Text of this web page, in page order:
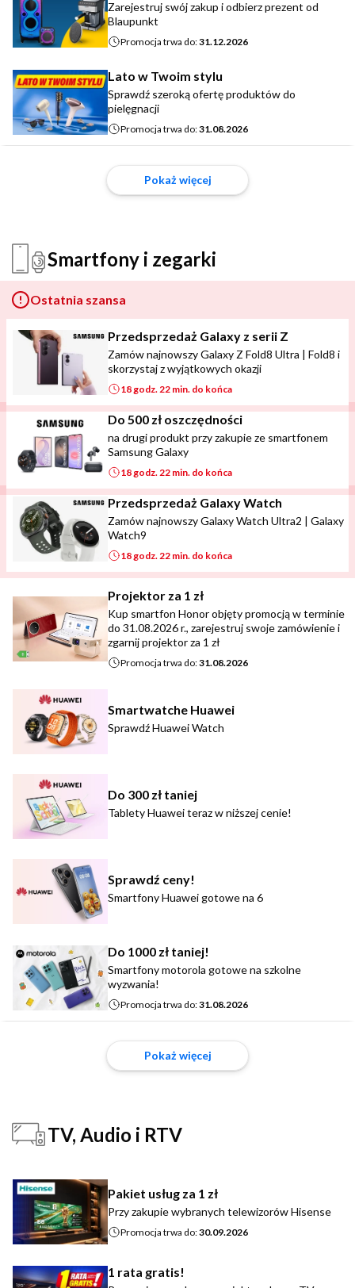
Zarejestruj swój zakup i odbierz prezent od
Blaupunkt
Promocja trwa do:31.12.2026
Lato w Twoim stylu
Sprawdź szeroką ofertę produktów do
pielęgnacji
Promocja trwa do:31.08.2026
Pokaż więcej
Smartfony i zegarki
Ostatnia szansa
Przedsprzedaż Galaxy z serii Z
Zamów najnowszy Galaxy Z Fold8 Ultra | Fold8 i
skorzystaj z wyjątkowych okazji
18 godz. 22 min. do końca
Do 500 zł oszczędności
na drugi produkt przy zakupie ze smartfonem
Samsung Galaxy
18 godz. 22 min. do końca
Przedsprzedaż Galaxy Watch
Zamów najnowszy Galaxy Watch Ultra2 | Galaxy
Watch9
18 godz. 22 min. do końca
Projektor za 1 zł
Kup smartfon Honor objęty promocją w terminie
do 31.08.2026 r., zarejestruj swoje zamówienie i
zgarnij projektor za 1 zł
Promocja trwa do:31.08.2026
Smartwatche Huawei
Sprawdź Huawei Watch
Do 300 zł taniej
Tablety Huawei teraz w niższej cenie!
Sprawdź ceny!
Smartfony Huawei gotowe na 6
Do 1000 zł taniej!
Smartfony motorola gotowe na szkolne
wyzwania!
Promocja trwa do:31.08.2026
Pokaż więcej
TV, Audio i RTV
Pakiet usług za 1 zł
Przy zakupie wybranych telewizorów Hisense
Promocja trwa do:30.09.2026
1 rata gratis!